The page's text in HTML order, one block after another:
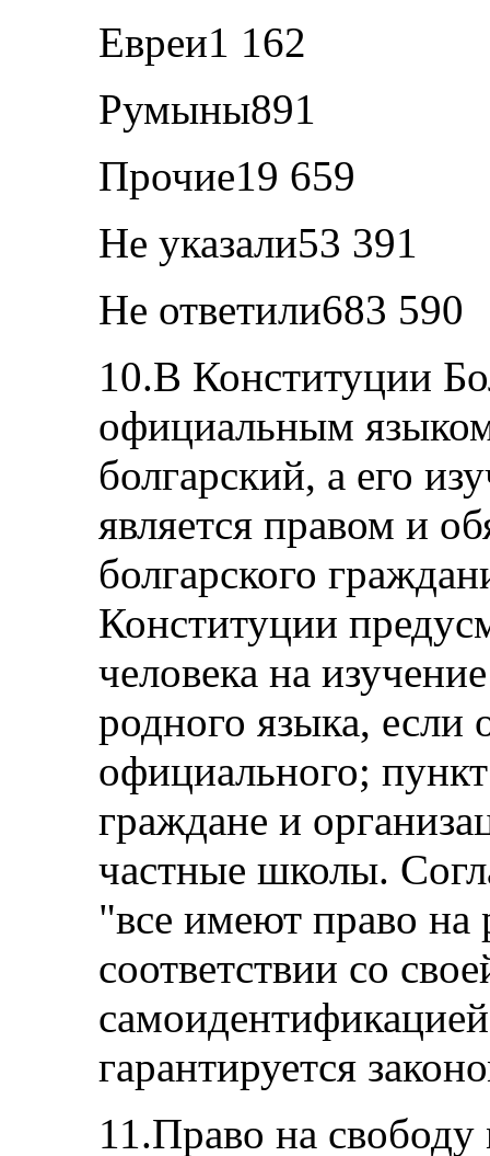
Евреи1 162
Румыны891
Прочие19 659
Не указали53 391
Не ответили683 590
10.В Конституции
официальным
болгарский, а его
является правом и
болгарского
Конституции
человека на
родного языка, если
официального;
граждане и
частные школы.
"все имеют право на
соответствии со
гарантируется
11.Право на